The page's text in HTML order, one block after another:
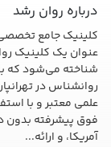
درباره روان رشد
کلینیک جامع
عنوان یک کلینیک
شناخته می‌شود که
روانشناس در
علمی معتبر و با
فوق پیشرفته بدون
آمریکا، و ارائه...